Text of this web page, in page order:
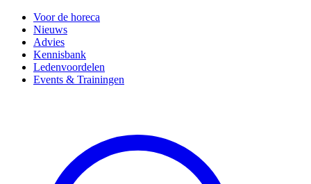
Voor de horeca
Nieuws
Advies
Kennisbank
Ledenvoordelen
Events & Trainingen